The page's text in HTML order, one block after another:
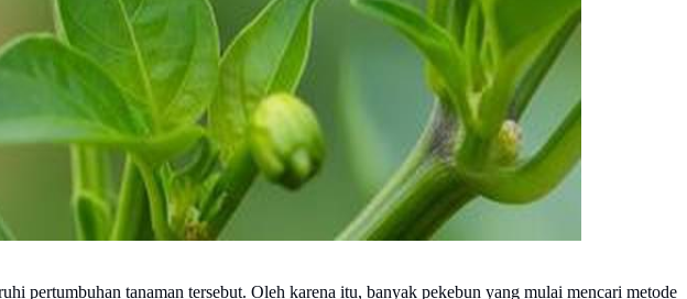
pertumbuhan tanaman tersebut. Oleh karena itu, banyak pekebun yang mulai mencari metode